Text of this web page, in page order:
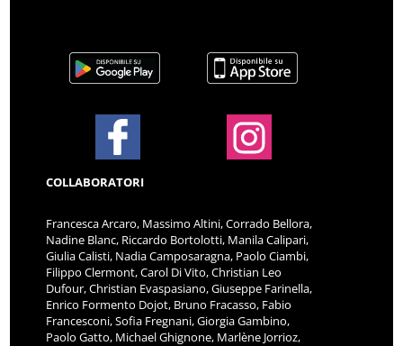
COLLABORATORI
Francesca Arcaro, Massimo Altini, Corrado Bellora,
Nadine Blanc, Riccardo Bortolotti, Manila Calipari,
Giulia Calisti, Nadia Camposaragna, Paolo Ciambi,
Filippo Clermont, Carol Di Vito, Christian Leo
Dufour, Christian Evaspasiano, Giuseppe Farinella,
Enrico Formento Dojot, Bruno Fracasso, Fabio
Francesconi, Sofia Fregnani, Giorgia Gambino,
Paolo Gatto, Michael Ghignone, Marlène Jorrioz,